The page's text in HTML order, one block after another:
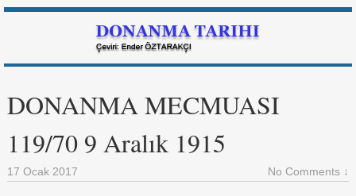
DONANMA MECMUASI
119/70 9 Aralık 1915
17 Ocak 2017 No Comments ↓